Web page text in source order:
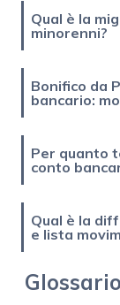
Qual è la
minorenni?
Bonifico da
bancario:
Per quanto
conto
Qual è la
e lista
Glossario